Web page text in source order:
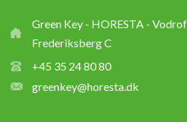
Green Key - HORESTA -
Frederiksberg C
+45 35 24 80 80
greenkey@horesta.dk